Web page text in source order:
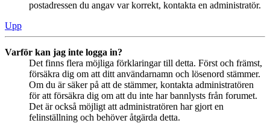
postadressen du angav var korrekt, kontakta en administratör.
Upp
Varför kan jag inte logga in?
Det finns flera möjliga förklaringar till detta. Först och främst,
försäkra dig om att ditt användarnamn och lösenord stämmer.
Om du är säker på att de stämmer, kontakta administratören
för att försäkra dig om att du inte har bannlysts från forumet.
Det är också möjligt att administratören har gjort en
felinställning och behöver åtgärda detta.